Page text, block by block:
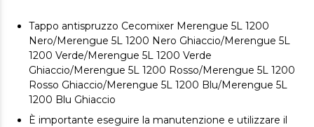
Tappo antispruzzo Cecomixer Merengue 5L 1200
Nero/Merengue 5L 1200 Nero Ghiaccio/Merengue 5L
1200 Verde/Merengue 5L 1200 Verde
Ghiaccio/Merengue 5L 1200 Rosso/Merengue 5L 1200
Rosso Ghiaccio/Merengue 5L 1200 Blu/Merengue 5L
1200 Blu Ghiaccio
È importante eseguire la manutenzione e utilizzare il